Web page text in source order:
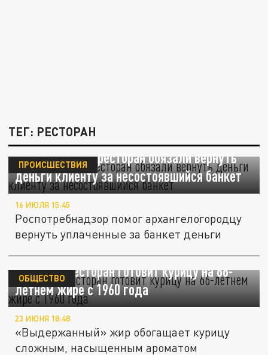
ТЕГ: РЕСТОРАН
Архангельский ресторан обязали вернуть
деньги клиенту за несостоявшийся банкет
ПРОИСШЕСТВИЯ
16 ИЮЛЯ 15:45
Роспотребнадзор помог архангелогородцу
вернуть уплаченные за банкет деньги
Японский ресторан готовит курицу на 66-
летнем жире с 1960 года
ОБЩЕСТВО
23 ИЮНЯ 18:48
«Выдержанный» жир обогащает курицу
сложным, насыщенным ароматом